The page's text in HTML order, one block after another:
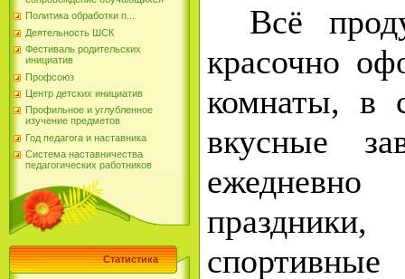
Политика обработки п...
Деятельность ШСК
Фестиваль родительских
инициатив
Профсоюз
Центр детских инициатив
Профильное и углубленное
изучение предметов
Год педагога и наставника
Система наставничества
педагогических работников
Статистика
Всё
красочно
комнаты, в
вкусные